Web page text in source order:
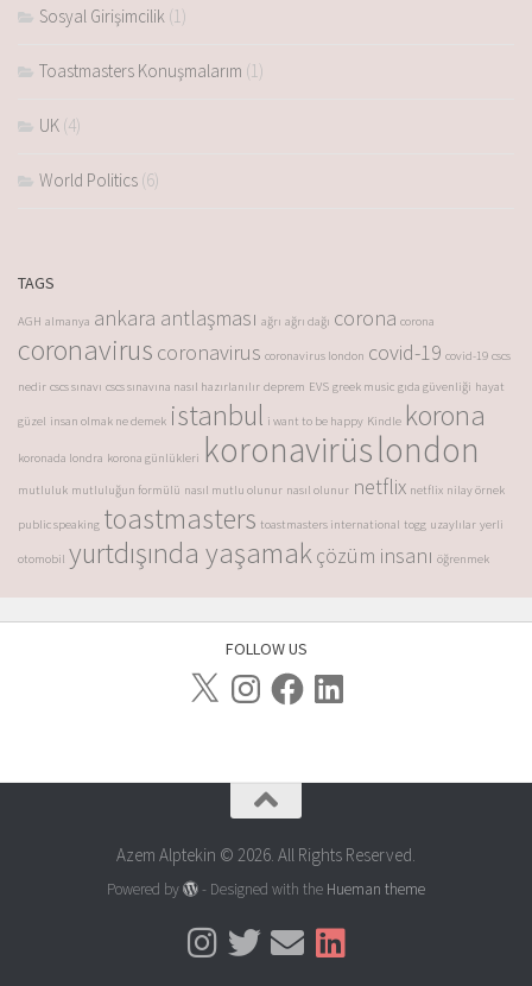
Sosyal Girişimcilik (1)
Toastmasters Konuşmalarım (1)
UK (4)
World Politics (6)
TAGS
AGH almanya ankara antlaşması ağrı ağrı dağı corona corona
coronavirus coronavirus coronavirus london covid-19 covid-19 cscs
nedir cscs sınavı cscs sınavına nasıl hazırlanılır deprem EVS greek music gıda güvenliği hayat
güzel insan olmak ne demek istanbul i want to be happy Kindle korona
koronada londra korona günlükleri koronavirüslondon
mutluluk mutluluğun formülü nasıl mutlu olunur nasıl olunur netflix netflix nilay örnek
public speaking toastmasters toastmasters international togg uzaylılar yerli
otomobil yurtdışında yaşamakçözüm insanı öğrenmek
FOLLOW US
Azem Alptekin © 2026. All Rights Reserved.
Powered by - Designed with the Hueman theme